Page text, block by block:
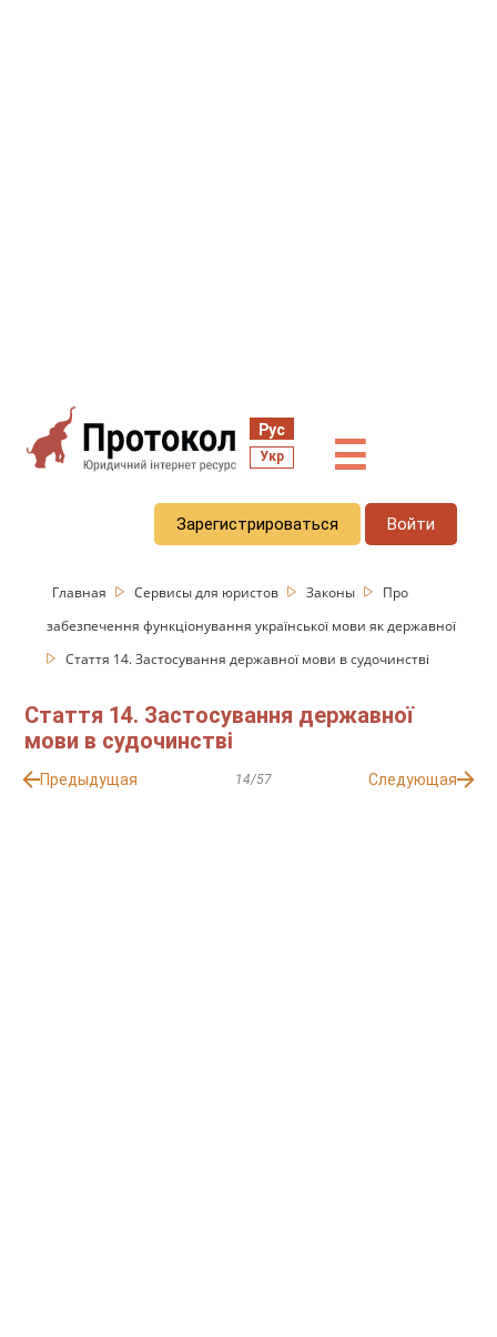
Рус
Укр ☰
Зарегистрироваться Войти
Главная Сервисы для юристов Законы
Про
забезпечення функціонування української мови як державної
Стаття 14. Застосування державної мови в судочинстві
Стаття 14. Застосування державної
мови в судочинстві
Предыдущая 14/57 Следующая